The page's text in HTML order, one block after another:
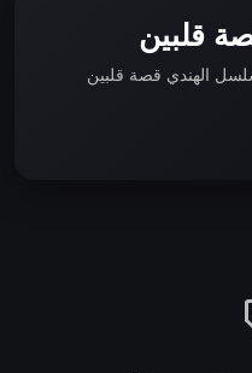
قلبين
الهندي قصة قلبين